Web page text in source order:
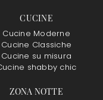
CUCINE
Cucine Moderne
Cucine Classiche
Cucine su misura
shabby chic
ZONA NOTTE